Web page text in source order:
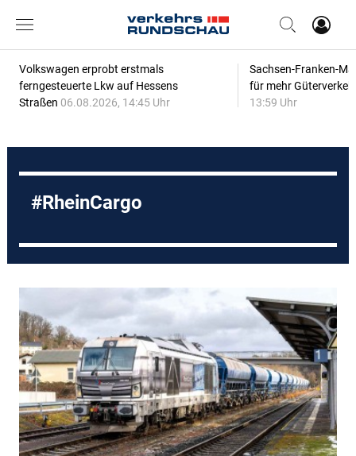
Volkswagen erprobt erstmals
ferngesteuerte Lkw auf Hessens
Straßen 06.08.2026, 14:45 Uhr
Sachsen-Franken-
für mehr
13:59 Uhr
RheinCargo